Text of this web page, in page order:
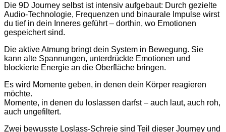
Die 9D Journey selbst ist intensiv aufgebaut: Durch gezielte
Audio-Technologie, Frequenzen und binaurale Impulse wirst
du tief in dein Inneres geführt – dorthin, wo Emotionen
gespeichert sind.
Die aktive Atmung bringt dein System in Bewegung. Sie
kann alte Spannungen, unterdrückte Emotionen und
blockierte Energie an die Oberfläche bringen.
Es wird Momente geben, in denen dein Körper reagieren
möchte.
Momente, in denen du loslassen darfst – auch laut, auch roh,
auch ungefiltert.
Zwei bewusste Loslass-Schreie sind Teil dieser Journey und